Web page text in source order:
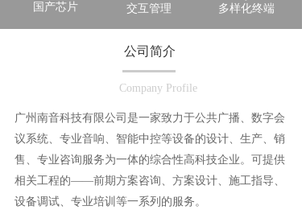
n
国产芯片 交互管理 多样化终端
公司简介
Company Profile
广州南音科技有限公司是一家致力于公共广播、数字会
议系统、专业音响、智能中控等设备的设计、生产、销
售、专业咨询服务为一体的综合性高科技企业。可提供
相关工程的——前期方案咨询、方案设计、施工指导、
设备调试、专业培训等一系列的服务。